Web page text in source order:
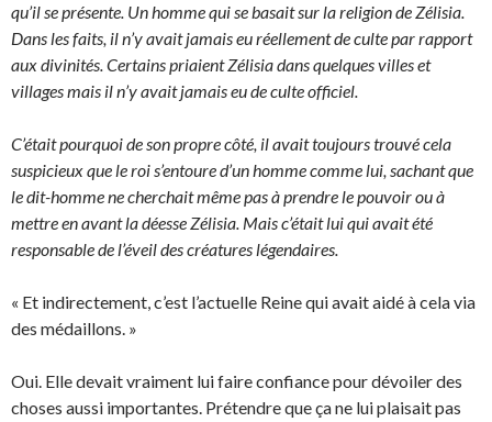
qu’il se présente. Un homme qui se basait sur la religion de Zélisia.
Dans les faits, il n’y avait jamais eu réellement de culte par rapport
aux divinités. Certains priaient Zélisia dans quelques villes et
villages mais il n’y avait jamais eu de culte officiel.
C’était pourquoi de son propre côté, il avait toujours trouvé cela
suspicieux que le roi s’entoure d’un homme comme lui, sachant que
le dit-homme ne cherchait même pas à prendre le pouvoir ou à
mettre en avant la déesse Zélisia. Mais c’était lui qui avait été
responsable de l’éveil des créatures légendaires.
« Et indirectement, c’est l’actuelle Reine qui avait aidé à cela via
des médaillons. »
Oui. Elle devait vraiment lui faire confiance pour dévoiler des
choses aussi importantes. Prétendre que ça ne lui plaisait pas